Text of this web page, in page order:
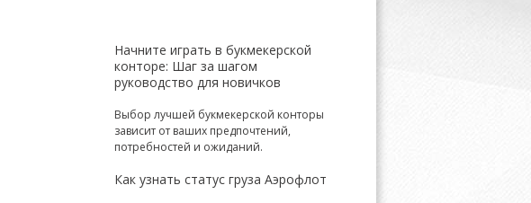
Начните играть в букмекерской
конторе: Шаг за шагом
руководство для новичков
Выбор лучшей букмекерской конторы
зависит от ваших предпочтений,
потребностей и ожиданий.
Как узнать статус груза Аэрофлот